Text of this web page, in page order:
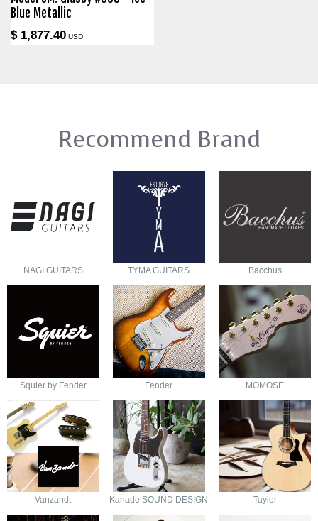
Blue Metallic
$ 1,877.40 USD
Recommend Brand
NAGI GUITARS TYMA GUITARS Bacchus
Squier by Fender Fender MOMOSE
Vanzandt Kanade SOUND DESIGN Taylor